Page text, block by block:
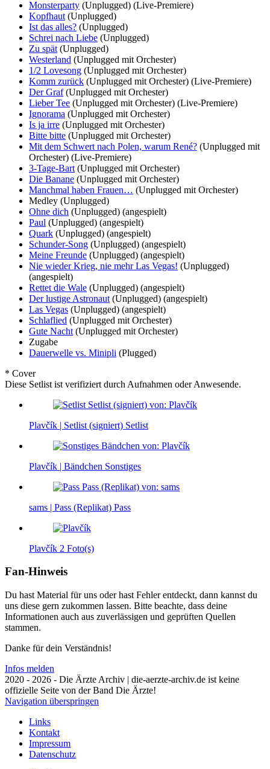
Monsterparty (Unplugged) (Live-Premiere)
Kopfhaut (Unplugged)
Ist das alles? (Unplugged)
Schrei nach Liebe (Unplugged)
Zu spät (Unplugged)
Westerland (Unplugged mit Orchester)
1/2 Lovesong (Unplugged mit Orchester)
Komm zurück (Unplugged mit Orchester) (Live-Premiere)
Der Graf (Unplugged mit Orchester)
Lieber Tee (Unplugged mit Orchester) (Live-Premiere)
Ignorama (Unplugged mit Orchester)
Is ja irre (Unplugged mit Orchester)
Bitte bitte (Unplugged mit Orchester)
Mit dem Schwert nach Polen, warum René? (Unplugged mit
Orchester) (Live-Premiere)
3-Tage-Bart (Unplugged mit Orchester)
Die Banane (Unplugged mit Orchester)
Manchmal haben Frauen… (Unplugged mit Orchester)
Medley (Unplugged)
Ohne dich (Unplugged) (angespielt)
Paul (Unplugged) (angespielt)
Quark (Unplugged) (angespielt)
Schunder-Song (Unplugged) (angespielt)
Meine Freunde (Unplugged) (angespielt)
Nie wieder Krieg, nie mehr Las Vegas! (Unplugged)
(angespielt)
Rettet die Wale (Unplugged) (angespielt)
Der lustige Astronaut (Unplugged) (angespielt)
Las Vegas (Unplugged) (angespielt)
Schlaflied (Unplugged mit Orchester)
Gute Nacht (Unplugged mit Orchester)
Zugabe
Dauerwelle vs. Minipli (Plugged)
* Cover
Diese Setlist ist verifiziert durch Aufnahmen oder Anwesende.
Plavčík | Setlist (signiert) Setlist
Plavčík | Bändchen Sonstiges
sams | Pass (Replikat) Pass
Plavčík 2 Foto(s)
Fan-Hinweis
Du hast Material für uns oder hast Fehler entdeckt, dann kannst du
uns diese gern zukommen lassen. Bitte beachte, dass deine
Informationen auch aus zuverlässigen und geprüften Quellen
stammen.
Danke für dein Verständnis!
Infos melden
2020 - 2026 - Die Ärzte Archiv | die-aerzte-archiv.de ist keine
offizielle Seite von der Band Die Ärzte!
Navigation überspringen
Links
Kontakt
Impressum
Datenschutz